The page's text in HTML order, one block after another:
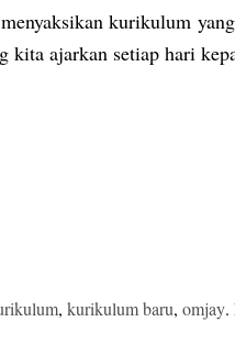
kurikulum
ajarkan setiap hari
,kurikulum baru,omjay.